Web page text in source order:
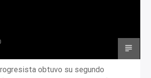
obtuvo su segundo